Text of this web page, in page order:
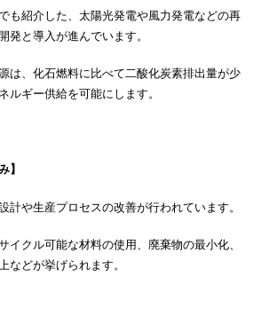
も紹介した、太陽光発電や風力発電などの再
発と導入が進んでいます。
は、化石燃料に比べて二酸化炭素排出量が少
ルギー供給を可能にします。
】
計や生産プロセスの改善が行われています。
イクル可能な材料の使用、廃棄物の最小化、
などが挙げられます。